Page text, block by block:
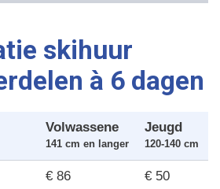
skihuur
à 6 dagen
Volwassene
141 cm en langer
Jeugd
120-140 cm
€ 86 € 50